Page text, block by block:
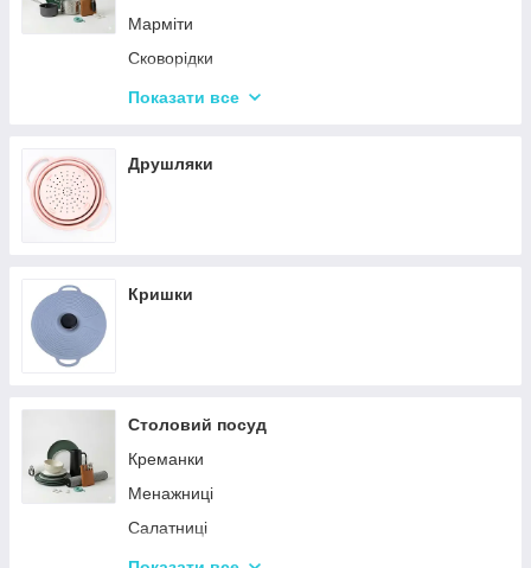
Марміти
Сковорідки
Ківші
Показати все
Друшляки
Кришки
Столовий посуд
Креманки
Менажниці
Салатниці
Сітки та кошики для фрі